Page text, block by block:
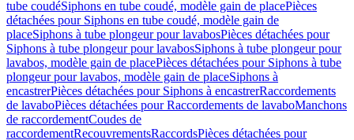
tube coudéSiphons en tube coudé, modèle gain de placePièces
détachées pour Siphons en tube coudé, modèle gain de
placeSiphons à tube plongeur pour lavabosPièces détachées pour
Siphons à tube plongeur pour lavabosSiphons à tube plongeur pour
lavabos, modèle gain de placePièces détachées pour Siphons à tube
plongeur pour lavabos, modèle gain de placeSiphons à
encastrerPièces détachées pour Siphons à encastrerRaccordements
de lavaboPièces détachées pour Raccordements de lavaboManchons
de raccordementCoudes de
raccordementRecouvrementsRaccordsPièces détachées pour